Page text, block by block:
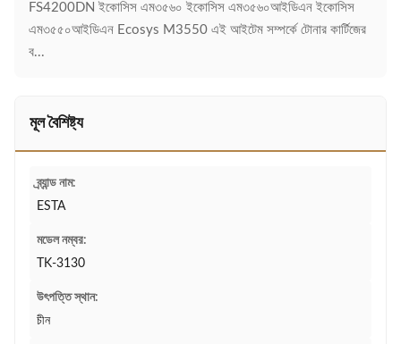
FS4200DN ইকোসিস এম৩৫৬০ ইকোসিস এম৩৫৬০আইডিএন ইকোসিস
এম৩৫৫০আইডিএন Ecosys M3550 এই আইটেম সম্পর্কে টোনার কার্টিজের
ব...
মূল বৈশিষ্ট্য
ব্র্যান্ড নাম:
ESTA
মডেল নম্বর:
TK-3130
উৎপত্তি স্থান:
চীন